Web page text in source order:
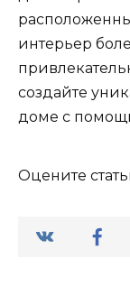
интерьер
создайте
доме с
Оцените